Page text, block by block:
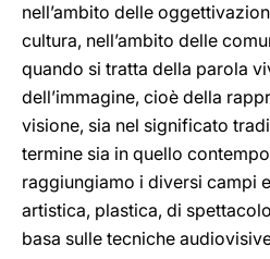
nell’ambito delle
cultura, nell’ambito delle
quando si tratta della parola
dell’immagine, cioè della
visione, sia nel significato
termine sia in quello
raggiungiamo i diversi campi
artistica, plastica, di
basa sulle tecniche